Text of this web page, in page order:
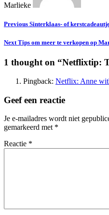
Marlieke
Previous Sinterklaas- of
Next Tips om meer te verkopen op
1 thought on “Netflixtip:
Pingback: Netflix: Anne
Geef een reactie
Je e-mailadres wordt niet
gemarkeerd met *
Reactie *